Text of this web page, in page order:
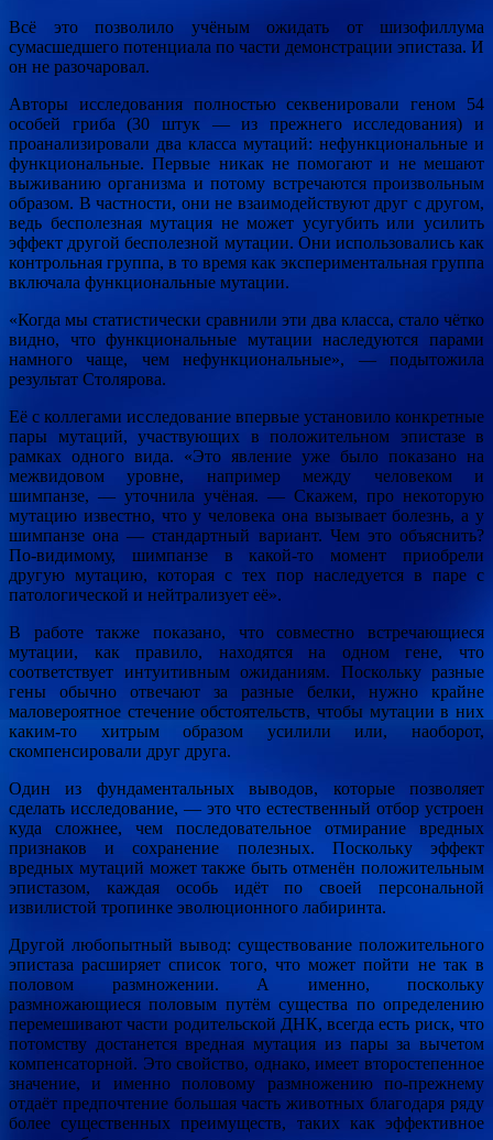
Всё это позволило учёным ожидать от шизофиллума
сумасшедшего потенциала по части демонстрации эпистаза. И
он не разочаровал.
Авторы исследования полностью секвенировали геном 54
особей гриба (30 штук — из прежнего исследования) и
проанализировали два класса мутаций: нефункциональные и
функциональные. Первые никак не помогают и не мешают
выживанию организма и потому встречаются произвольным
образом. В частности, они не взаимодействуют друг с другом,
ведь бесполезная мутация не может усугубить или усилить
эффект другой бесполезной мутации. Они использовались как
контрольная группа, в то время как экспериментальная группа
включала функциональные мутации.
«Когда мы статистически сравнили эти два класса, стало чётко
видно, что функциональные мутации наследуются парами
намного чаще, чем нефункциональные», — подытожила
результат Столярова.
Её с коллегами исследование впервые установило конкретные
пары мутаций, участвующих в положительном эпистазе в
рамках одного вида. «Это явление уже было показано на
межвидовом уровне, например между человеком и
шимпанзе, — уточнила учёная. — Скажем, про некоторую
мутацию известно, что у человека она вызывает болезнь, а у
шимпанзе она — стандартный вариант. Чем это объяснить?
По-видимому, шимпанзе в какой-то момент приобрели
другую мутацию, которая с тех пор наследуется в паре с
патологической и нейтрализует её».
В работе также показано, что совместно встречающиеся
мутации, как правило, находятся на одном гене, что
соответствует интуитивным ожиданиям. Поскольку разные
гены обычно отвечают за разные белки, нужно крайне
маловероятное стечение обстоятельств, чтобы мутации в них
каким-то хитрым образом усилили или, наоборот,
скомпенсировали друг друга.
Один из фундаментальных выводов, которые позволяет
сделать исследование, — это что естественный отбор устроен
куда сложнее, чем последовательное отмирание вредных
признаков и сохранение полезных. Поскольку эффект
вредных мутаций может также быть отменён положительным
эпистазом, каждая особь идёт по своей персональной
извилистой тропинке эволюционного лабиринта.
Другой любопытный вывод: существование положительного
эпистаза расширяет список того, что может пойти не так в
половом размножении. А именно, поскольку
размножающиеся половым путём существа по определению
перемешивают части родительской ДНК, всегда есть риск, что
потомству достанется вредная мутация из пары за вычетом
компенсаторной. Это свойство, однако, имеет второстепенное
значение, и именно половому размножению по-прежнему
отдаёт предпочтение большая часть животных благодаря ряду
более существенных преимуществ, таких как эффективное